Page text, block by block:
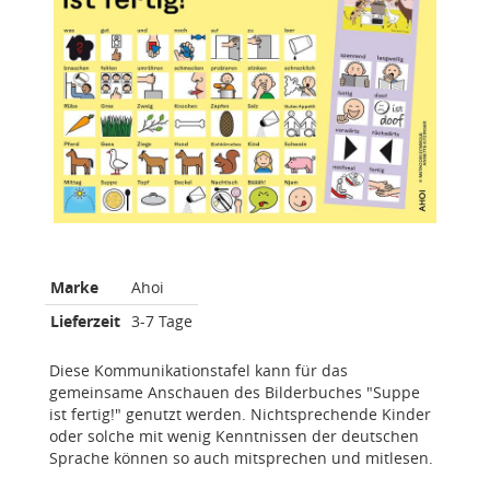
Marke
Ahoi
Lieferzeit 3-7 Tage
Diese Kommunikationstafel kann für das
gemeinsame Anschauen des Bilderbuches "Suppe
ist fertig!" genutzt werden. Nichtsprechende Kinder
oder solche mit wenig Kenntnissen der deutschen
Sprache können so auch mitsprechen und mitlesen.